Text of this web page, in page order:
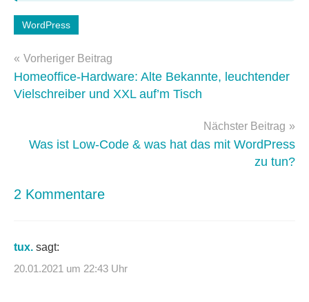
Schlagwörter:
WordPress
Beitragsnavigation
Vorheriger Beitrag
Homeoffice-Hardware: Alte Bekannte, leuchtender
Vielschreiber und XXL auf’m Tisch
Nächster Beitrag
Was ist Low-Code & was hat das mit WordPress
zu tun?
2 Kommentare
tux. sagt:
20.01.2021 um 22:43 Uhr